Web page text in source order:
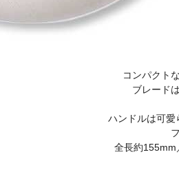
コンパクト
ブレード
ハンドルは可愛
全長約155mm